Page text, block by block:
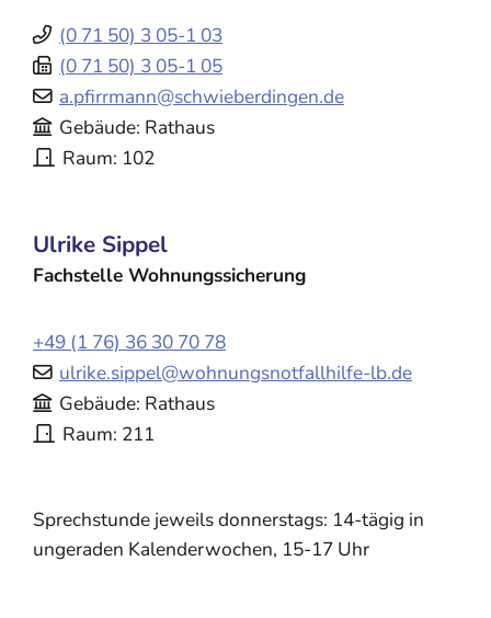
(0 71 50) 3 05-1 03
(0 71 50) 3 05-1 05
a.pfirrmann@schwieberdingen.de
Gebäude Rathaus
Raum 102
Ulrike Sippel
Fachstelle Wohnungssicherung
+49 (1 76) 36 30 70 78
ulrike.sippel@wohnungsnotfallhilfe-lb.de
Gebäude Rathaus
Raum 211
Sprechstunde jeweils donnerstags: 14-tägig in
ungeraden Kalenderwochen, 15-17 Uhr